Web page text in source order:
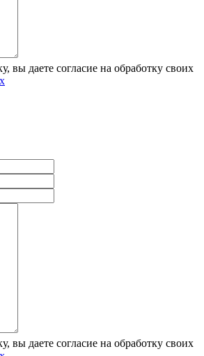
вы даете согласие на обработку своих
вы даете согласие на обработку своих